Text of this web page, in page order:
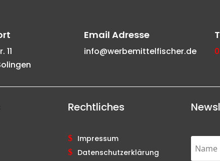
11
Email Adresse
info@werbemittelfischer.de
Rechtliches
Impressum
Datenschutzerklärung